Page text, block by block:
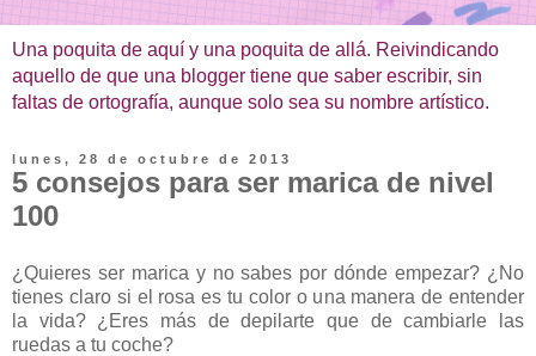
Una poquita de aquí y una poquita de allá. Reivindicando
aquello de que una blogger tiene que saber escribir, sin
faltas de ortografía, aunque solo sea su nombre artístico.
lunes, 28 de octubre de 2013
5 consejos para ser marica de nivel
100
¿Quieres ser marica y no sabes por dónde empezar? ¿No
tienes claro si el rosa es tu color o una manera de entender
la vida? ¿Eres más de depilarte que de cambiarle las
ruedas a tu coche?